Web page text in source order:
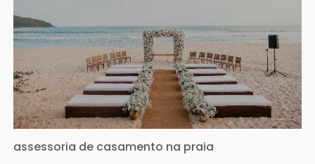
assessoria de casamento na praia